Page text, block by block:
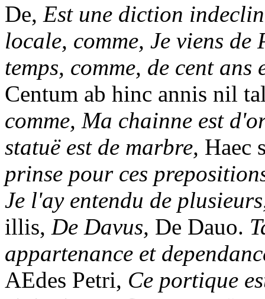
De, Est une diction
locale, comme, Je viens de
temps, comme, de cent
Centum ab hinc annis nil
comme, Ma chainne est
statuë est de marbre, Haec
prinse pour ces
Je l'ay entendu de
illis, De Davus, De Dauo.
appartenance et
AEdes Petri, Ce portique